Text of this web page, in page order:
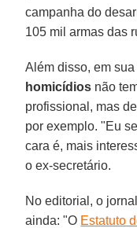
campanha do
105 mil armas das
Além disso, em
homicídios não
profissional, mas
por exemplo. "Eu
cara é, mais
o ex-secretário.
No editorial, o
ainda: "O Estatuto